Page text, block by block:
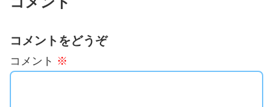
コメントをどうぞ
コメント ※